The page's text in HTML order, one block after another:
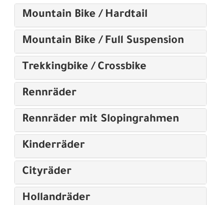
Mountain Bike / Hardtail
Mountain Bike / Full Suspension
Trekkingbike / Crossbike
Rennräder
Rennräder mit Slopingrahmen
Kinderräder
Cityräder
Hollandräder